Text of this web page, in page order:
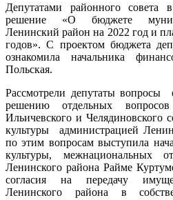
Депутатами районного совета
решение «О бюджете
Ленинский район на 2022 год и
годов». С проектом бюджета
ознакомила начальника
Польская.
Рассмотрели депутаты
решению отдельных
Ильичевского и Челядиновского
культуры администрацией
по этим вопросам выступила
культуры, межнациональных
Ленинского района Райме
согласия на передачу
Ленинского района в